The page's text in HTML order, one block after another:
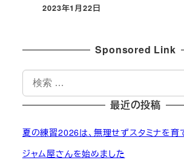
投稿日
2023年1月22日
Sponsored Link
索
最近の投稿
夏の練習2026は、無理せずスタミナを育
ジャム屋さんを始めました